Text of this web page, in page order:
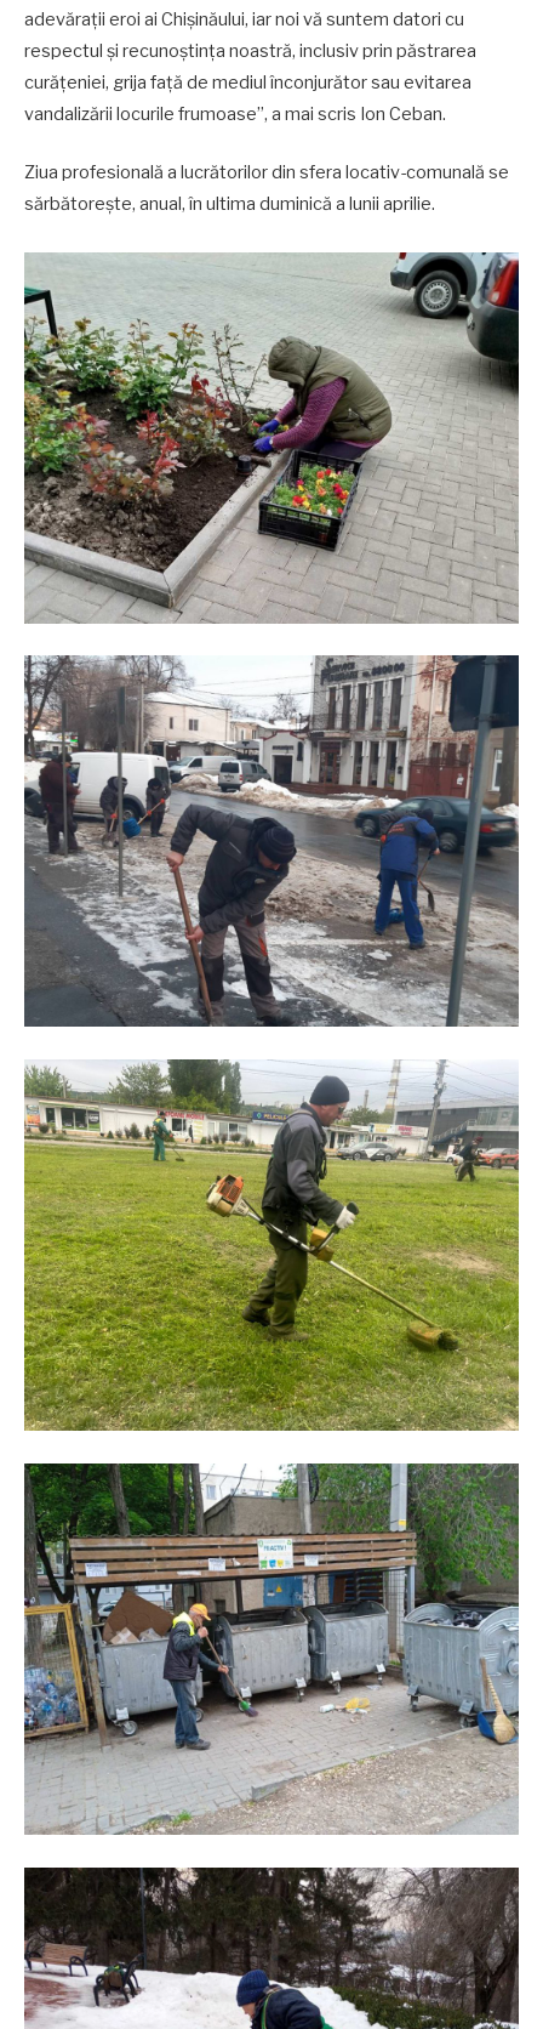
adevărații eroi ai Chișinăului, iar noi vă suntem datori cu
respectul și recunoștința noastră, inclusiv prin păstrarea
curățeniei, grija față de mediul înconjurător sau evitarea
vandalizării locurile frumoase”, a mai scris Ion Ceban.
Ziua profesională a lucrătorilor din sfera locativ-comunală se
sărbătorește, anual, în ultima duminică a lunii aprilie.